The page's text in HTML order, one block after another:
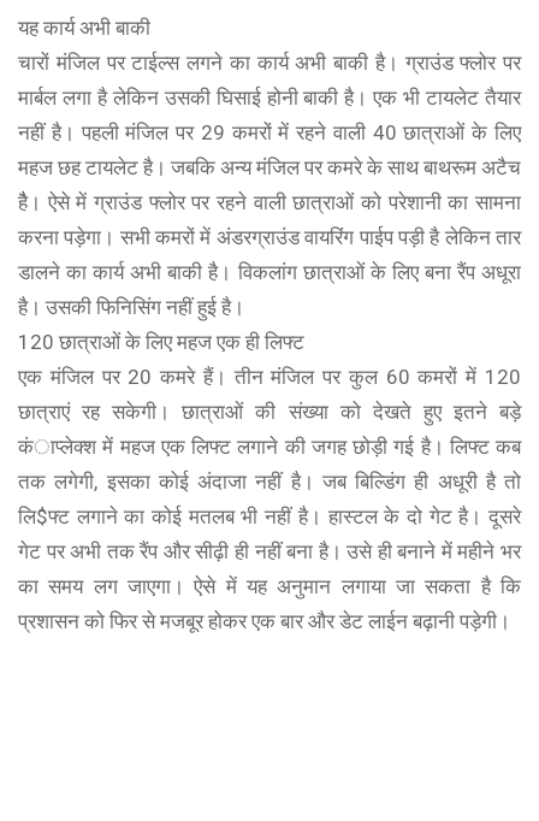
यह कार्य अभी बाकी
चारों मंजिल पर टाईल्स लगने का कार्य अभी बाकी है। ग्राउंड फ्लोर पर
मार्बल लगा है लेकिन उसकी घिसाई होनी बाकी है। एक भी टायलेट तैयार
नहीं है। पहली मंजिल पर 29 कमरों में रहने वाली 40 छात्राओं के लिए
महज छह टायलेट है। जबकि अन्य मंजिल पर कमरे के साथ बाथरूम अटैच
हैै। ऐसे में ग्राउंड फ्लोर पर रहने वाली छात्राओं को परेशानी का सामना
करना पड़ेगा। सभी कमरों में अंडरग्राउंड वायरिंग पाईप पड़ी है लेकिन तार
डालने का कार्य अभी बाकी है। विकलांग छात्राओं के लिए बना रैंप अधूरा
है। उसकी फिनिसिंग नहीं हुई है।
120 छात्राओं के लिए महज एक ही लिफ्ट
एक मंजिल पर 20 कमरे हैं। तीन मंजिल पर कुल 60 कमरों में 120
छात्राएं रह सकेगी। छात्राओं की संख्या को देखते हुए इतने बड़े
कंाप्लेक्श में महज एक लिफ्ट लगाने की जगह छोड़ी गई है। लिफ्ट कब
तक लगेगी, इसका कोई अंदाजा नहीं है। जब बिल्डिंग ही अधूरी है तो
लि$फ्ट लगाने का कोई मतलब भी नहीं है। हास्टल के दो गेट है। दूसरे
गेट पर अभी तक रैंप और सीढ़ी ही नहीं बना है। उसे ही बनाने में महीने भर
का समय लग जाएगा। ऐसे में यह अनुमान लगाया जा सकता है कि
प्रशासन को फिर से मजबूर होकर एक बार और डेट लाईन बढ़ानी पड़ेगी।